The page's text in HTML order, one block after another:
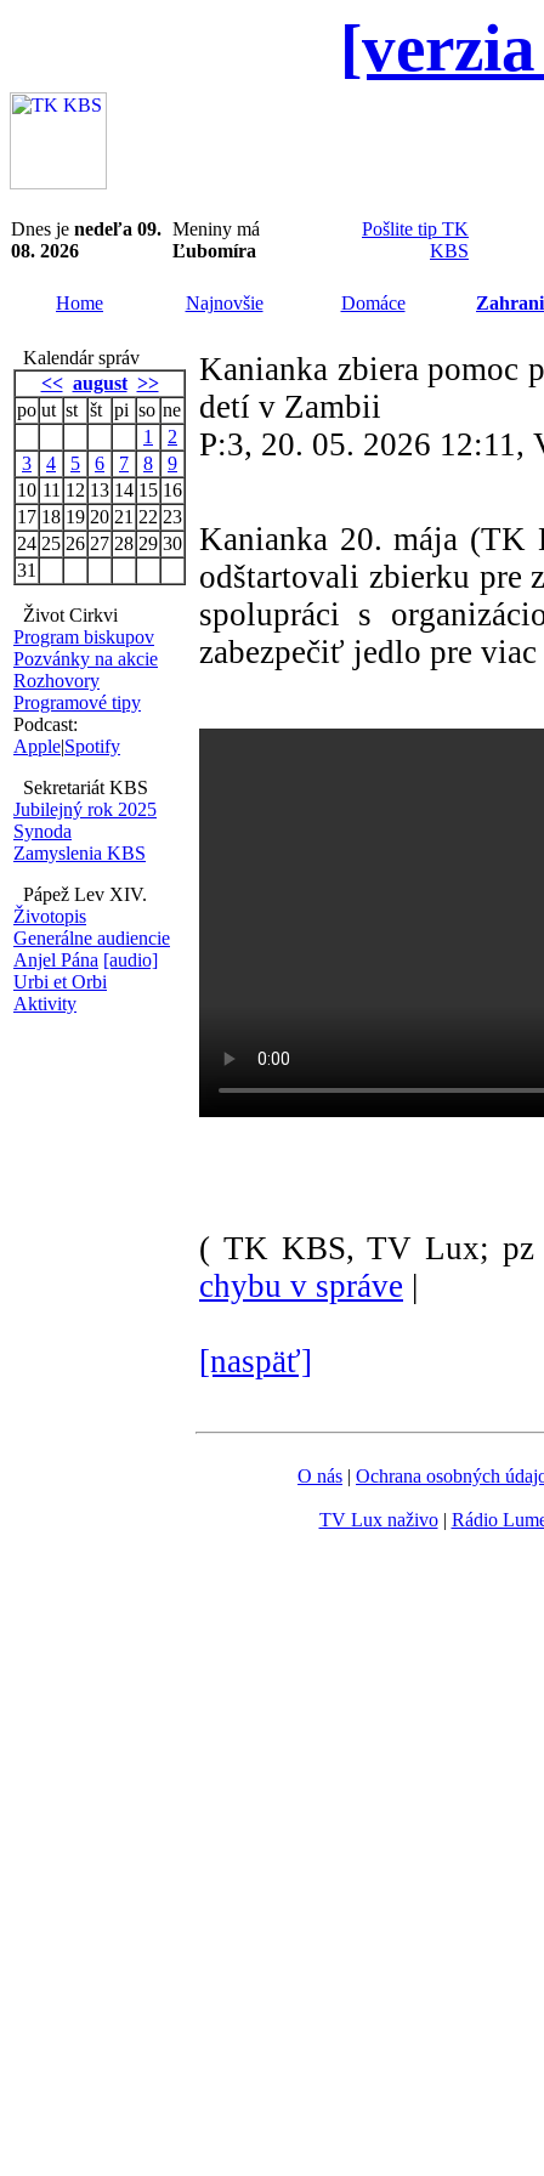
Dnes je nedeľa 09.
08. 2026
Meniny má
Ľubomíra
Pošlite tip TK
KBS
Home Najnovšie Domáce
Kalendár správ
<< august >>
po ut st št pi so ne
1
2
3
4 5 6 7 8
9
10 11 12 13 14 15 16
17 18 19 20 21 22 23
24 25 26 27 28 29 30
31
Život Cirkvi
Program biskupov
Pozvánky na akcie
Rozhovory
Programové tipy
Podcast:
Apple|Spotify
Sekretariát KBS
Jubilejný rok 2025
Synoda
Zamyslenia KBS
Pápež Lev XIV.
Životopis
Generálne audiencie
Anjel Pána [audio]
Urbi et Orbi
Aktivity
Kanianka zbiera pomoc
detí v Zambii
P:3, 20. 05. 2026 12:11,
Kanianka 20. mája (TK
odštartovali zbierku pre
spolupráci s
zabezpečiť jedlo pre
( TK KBS, TV Lux; pz
chybu v správe |
[naspäť]
O nás | Ochrana osobných
TV Lux naživo| Rádio